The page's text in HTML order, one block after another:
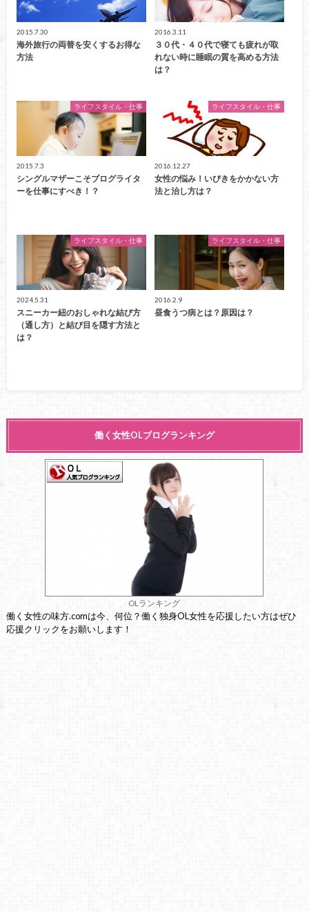
2015.7.30
海外旅行の両替を安くするお得な
方法
2016.3.11
３０代・４０代で寝ても疲れが取
れない時に睡眠の質を高める方法
は？
ライフスタイル・仕事
2015.7.3
シングルマザーこそブログライタ
ーを仕事にすべき！？
ライフスタイル・仕事
2016.12.27
女性の悩み！いびきをかかない方
法と治し方は？
ライフスタイル・仕事
2024.5.31
スニーカー紐のおしゃれな結び方
（通し方）と結び目を隠す方法と
は？
ライフスタイル・仕事
2016.2.9
昼食うつ病とは？原因は？
働く女性OLブログランキング
OLランキング
働く女性の味方.comは今、何位？働く独身OL女性を応援したい方はぜひ
応援クリックをお願いします！